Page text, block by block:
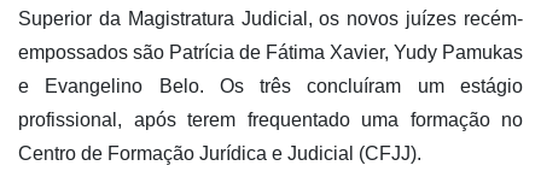
Superior da Magistratura Judicial, os novos juízes recém-
empossados são Patrícia de Fátima Xavier, Yudy Pamukas
e Evangelino Belo. Os três concluíram um estágio
profissional, após terem frequentado uma formação no
Centro de Formação Jurídica e Judicial (CFJJ).